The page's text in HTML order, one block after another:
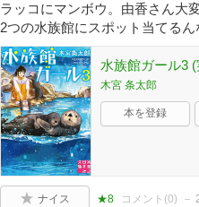
ラッコにマンボウ。由香さん大
2つの水族館にスポット当てるん
水族館ガール3
木宮 条太郎
本を登録
ナイス ★8 コメント(0)